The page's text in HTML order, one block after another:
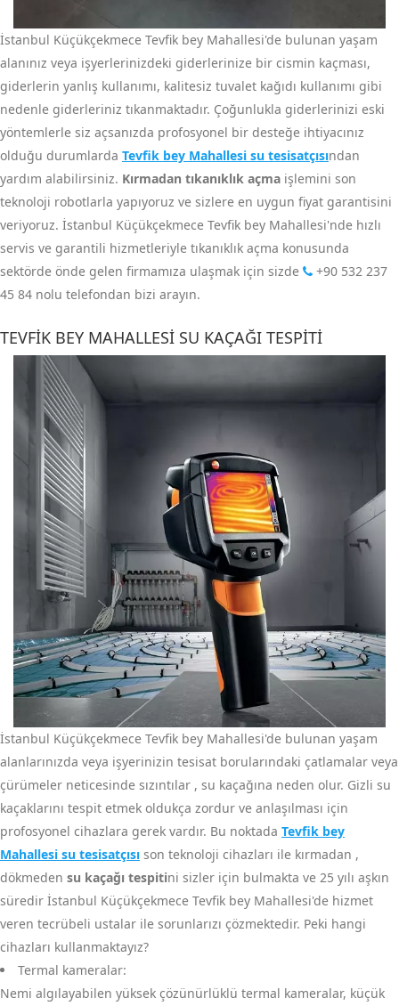
İstanbul Küçükçekmece Tevfik bey Mahallesi'de bulunan yaşam
alanınız veya işyerlerinizdeki giderlerinize bir cismin kaçması,
giderlerin yanlış kullanımı, kalitesiz tuvalet kağıdı kullanımı gibi
nedenle giderleriniz tıkanmaktadır. Çoğunlukla giderlerinizi eski
yöntemlerle siz açsanızda profosyonel bir desteğe ihtiyacınız
olduğu durumlarda Tevfik bey Mahallesi su tesisatçısından
yardım alabilirsiniz. Kırmadan tıkanıklık açma işlemini son
teknoloji robotlarla yapıyoruz ve sizlere en uygun fiyat garantisini
veriyoruz. İstanbul Küçükçekmece Tevfik bey Mahallesi'nde hızlı
servis ve garantili hizmetleriyle tıkanıklık açma konusunda
sektörde önde gelen firmamıza ulaşmak için sizde
+90 532 237
45 84 nolu telefondan bizi arayın.
TEVFIK BEY MAHALLESI SU KAÇAĞI TESPITI
İstanbul Küçükçekmece Tevfik bey Mahallesi'de bulunan yaşam
alanlarınızda veya işyerinizin tesisat borularındaki çatlamalar veya
çürümeler neticesinde sızıntılar , su kaçağına neden olur. Gizli su
kaçaklarını tespit etmek oldukça zordur ve anlaşılması için
profosyonel cihazlara gerek vardır. Bu noktada Tevfik bey
Mahallesi su tesisatçısı son teknoloji cihazları ile kırmadan ,
dökmeden su kaçağı tespitini sizler için bulmakta ve 25 yılı aşkın
süredir İstanbul Küçükçekmece Tevfik bey Mahallesi'de hizmet
veren tecrübeli ustalar ile sorunlarızı çözmektedir. Peki hangi
cihazları kullanmaktayız?
Termal kameralar:
Nemi algılayabilen yüksek çözünürlüklü termal kameralar, küçük